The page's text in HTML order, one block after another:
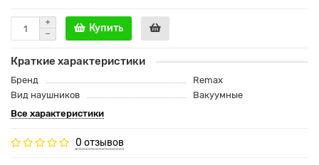
Купить
Краткие характеристики
Бренд
Remax
Вид наушников
Вакуумные
Все характеристики
0 отзывов